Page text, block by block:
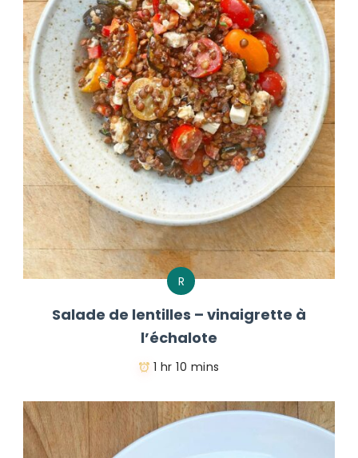
R
Salade de lentilles – vinaigrette à
l’échalote
1 hr 10 mins